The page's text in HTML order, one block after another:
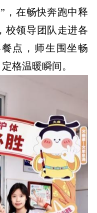
，在畅快奔跑中释
校领导团队走进各
点，师生围坐畅
格温暖瞬间。